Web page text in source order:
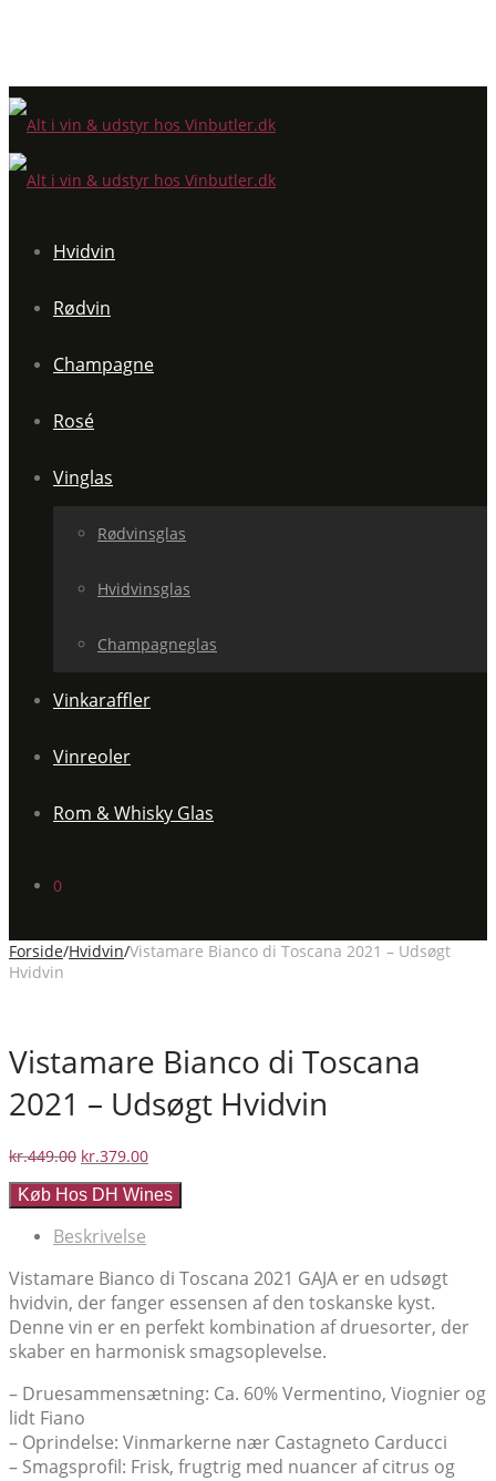
Hvidvin
Rødvin
Champagne
Rosé
Vinglas
Rødvinsglas
Hvidvinsglas
Champagneglas
Vinkaraffler
Vinreoler
Rom & Whisky Glas
0
Forside/Hvidvin/Vistamare Bianco di Toscana 2021 – Udsøgt
Hvidvin
Vistamare Bianco di Toscana
2021 – Udsøgt Hvidvin
kr.449.00 Den
pris
kr.449.00.
kr.379.00Den
pris
Køb Hos DH Wines
Beskrivelse
Vistamare Bianco di Toscana 2021 GAJA er en udsøgt
hvidvin, der fanger essensen af den toskanske kyst.
Denne vin er en perfekt kombination af druesorter, der
skaber en harmonisk smagsoplevelse.
– Druesammensætning: Ca. 60% Vermentino, Viognier og
lidt Fiano
– Oprindelse: Vinmarkerne nær Castagneto Carducci
– Smagsprofil: Frisk, frugtrig med nuancer af citrus og